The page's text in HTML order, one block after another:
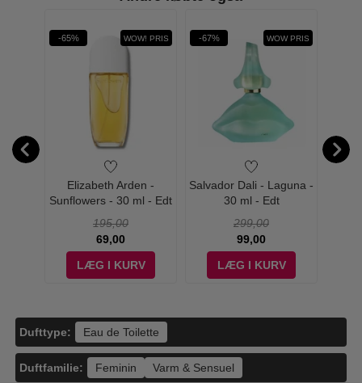
-65% WOW! PRIS
Elizabeth Arden -
Sunflowers - 30 ml - Edt
195,00
69,00
LÆG I KURV
-67% WOW PRIS
Salvador Dali - Laguna -
30 ml - Edt
299,00
99,00
LÆG I KURV
Dufttype: Eau de Toilette
Duftfamilie: Feminin Varm & Sensuel